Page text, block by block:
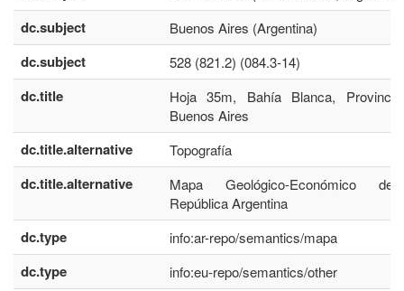
dc.subject Buenos Aires (Argentina)
dc.subject 528 (821.2) (084.3-14)
dc.title
Hoja 35m, Bahía Blanca,
Buenos Aires
dc.title.alternative Topografía
dc.title.alternative
Mapa Geológico-Económico
República Argentina
dc.type info:ar-repo/semantics/mapa
dc.type info:eu-repo/semantics/other